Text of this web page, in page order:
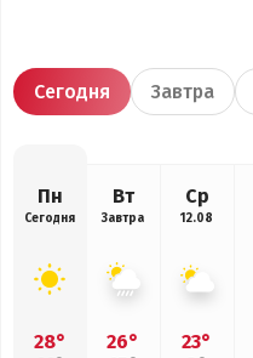
Сегодня Завтра
Пн
Сегодня
28°
Вт
Завтра
26°
Ср
12.08
23°